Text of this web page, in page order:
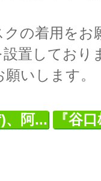
クの着用をお
設置してお
いします。
、阿... 『谷